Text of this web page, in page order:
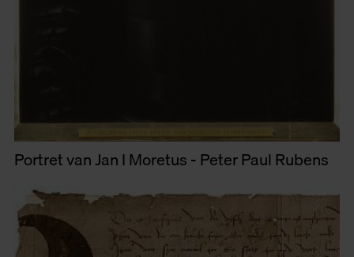
Portret van Jan I Moretus - Peter Paul Rubens